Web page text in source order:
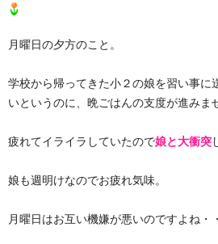
月曜日の夕方のこと。
学校から帰ってきた小２の娘を習い事に
いというのに、晩ごはんの支度が進みま
疲れてイライラしていたので娘と大衝突
娘も週明けなのでお疲れ気味。
月曜日はお互い機嫌が悪いのですよね・